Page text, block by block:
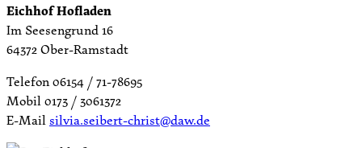
Eichhof Hofladen
Im Seesengrund 16
64372 Ober-Ramstadt
Telefon 06154 / 71-78695
Mobil 0173 / 3061372
E-Mailsilvia.seibert-christ@daw.de